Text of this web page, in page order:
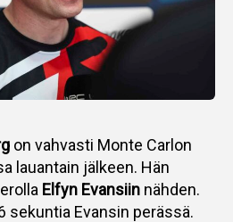
on vahvasti Monte Carlon
lauantain jälkeen. Hän
Elfyn Evansiin nähden.
sekuntia Evansin perässä.